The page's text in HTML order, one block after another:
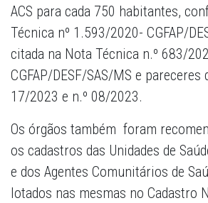
ACS para cada 750 habitantes,
Técnica nº 1.593/2020- CGFAP/
citada na Nota Técnica n.º 683/
CGFAP/DESF/SAS/MS e pareceres
17/2023 e n.º 08/2023.
Os órgãos também foram
os cadastros das Unidades de
e dos Agentes Comunitários de
lotados nas mesmas no Cadastro